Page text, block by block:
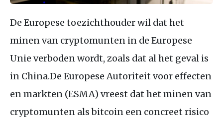
De Europese toezichthouder wil dat het
minen van cryptomunten in de Europese
Unie verboden wordt, zoals dat al het geval is
in China.De Europese Autoriteit voor effecten
en markten (ESMA) vreest dat het minen van
cryptomunten als bitcoin een concreet risico